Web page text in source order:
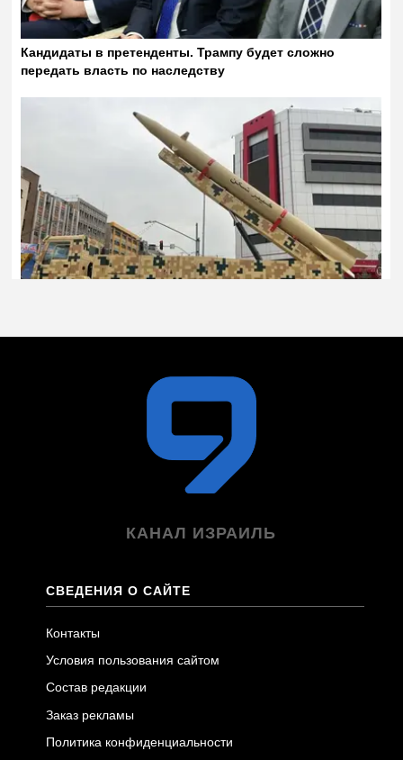
КАНАЛ ИЗРАИЛЬ
СВЕДЕНИЯ О САЙТЕ
Контакты
Условия пользования сайтом
Состав редакции
Заказ рекламы
Политика конфиденциальности